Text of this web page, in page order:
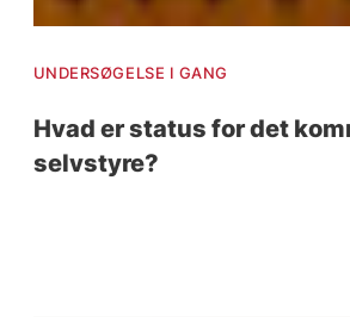
UNDERSØGELSE I GANG
Hvad er status for det
selvstyre?